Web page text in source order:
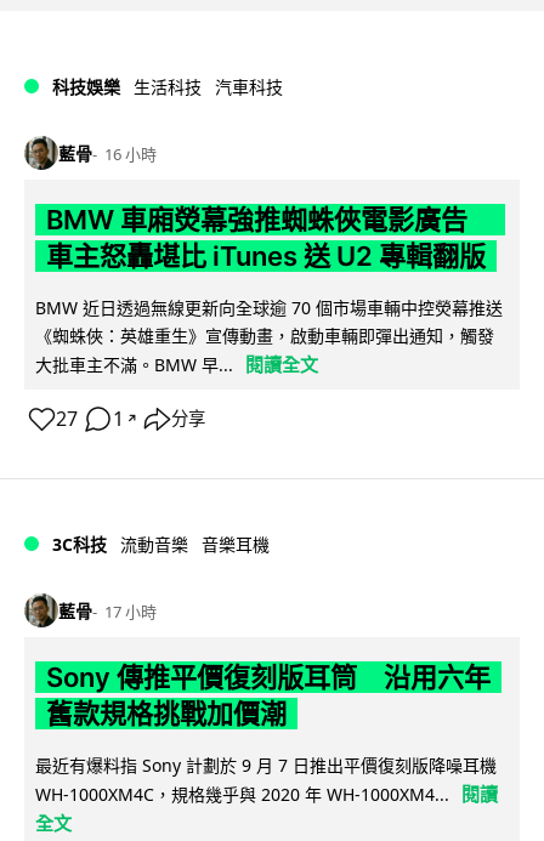
科技娛樂 生活科技 汽車科技
藍骨 16 小時
BMW 車廂熒幕強推蜘蛛俠電影廣告
車主怒轟堪比 iTunes 送 U2 專輯翻版
BMW 近日透過無線更新向全球逾 70 個市場車輛中控熒幕推送
《蜘蛛俠：英雄重生》宣傳動畫，啟動車輛即彈出通知，觸發
大批車主不滿。BMW 早...
閱讀全文
27 1 ↗ 分享
3C科技 流動音樂 音樂耳機
藍骨 17 小時
Sony 傳推平價復刻版耳筒 沿用六年
舊款規格挑戰加價潮
最近有爆料指 Sony 計劃於 9 月 7 日推出平價復刻版降噪耳機
WH-1000XM4C，規格幾乎與 2020 年 WH-1000XM4...
閱讀
全文